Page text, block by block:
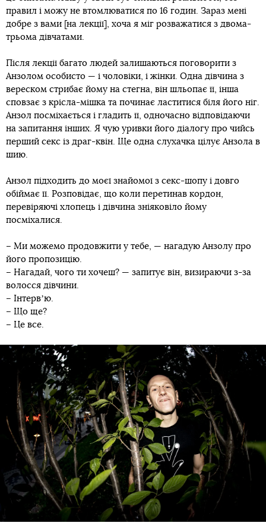
правил і можу не втомлюватися по 16 годин. Зараз мені
добре з вами [на лекції], хоча я міг розважатися з двома-
трьома дівчатами.
Після лекції багато людей залишаються поговорити з
Анзолом особисто — і чоловіки, і жінки. Одна дівчина з
вереском стрибає йому на стегна, він шльопає її, інша
сповзає з крісла-мішка та починає ластитися біля його ніг.
Анзол посміхається і гладить її, одночасно відповідаючи
на запитання інших. Я чую уривки його діалогу про чийсь
перший секс із драг-квін. Ще одна слухачка цілує Анзола в
шию.
Анзол підходить до моєї знайомої з секс-шопу і довго
обіймає її. Розповідає, що коли перетинав кордон,
перевіряючі хлопець і дівчина зніяковіло йому
посміхалися.
– Ми можемо продовжити у тебе, — нагадую Анзолу про
його пропозицію.
– Нагадай, чого ти хочеш? — запитує він, визираючи з-за
волосся дівчини.
– Інтервʼю.
– Що ще?
– Це все.